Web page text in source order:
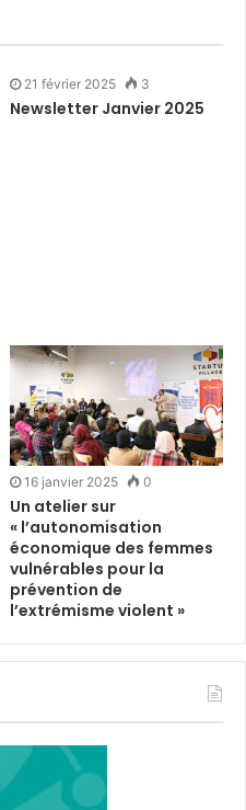
21 février 2025 3
Newsletter Janvier 2025
16 janvier 2025 0
Un atelier sur
« l’autonomisation
économique des femmes
vulnérables pour la
prévention de
l’extrémisme violent »